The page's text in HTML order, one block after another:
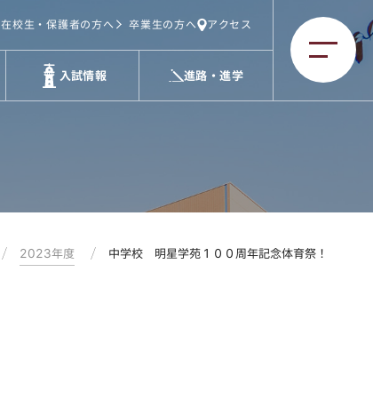
在校生・保護者の方へ 卒業生の方へ アクセス
入試情報 進路・進学
2023年度 中学校 明星学苑１００周年記念体育祭！